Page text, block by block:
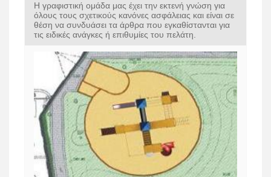
Η γραφιστική ομάδα μας έχει την εκτενή γνώση για
όλους τους σχετικούς κανόνες ασφάλειας και είναι σε
θέση να συνδυάσει τα άρθρα που εγκαθίστανται για
τις ειδικές ανάγκες ή επιθυμίες του πελάτη.